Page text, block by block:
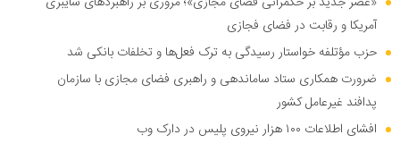
آمریکا و رقابت در فضای فجازی
حزب مؤتلفه خواستار رسیدگی به ترک فعل‌ها و تخلفات بانکی شد
ضرورت همکاری ستاد ساماندهی و راهبری فضای مجازی با سازمان
پدافند غیرعامل کشور
افشای اطلاعات ۱۰۰ هزار نیروی پلیس در دارک وب